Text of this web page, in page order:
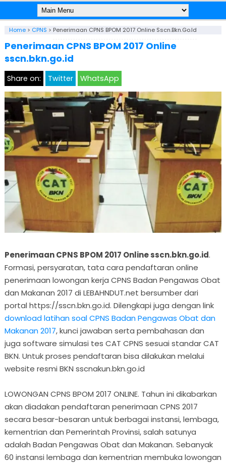
Home> CPNS > Penerimaan CPNS BPOM 2017 Online Sscn.bkn.go.id
Penerimaan CPNS BPOM 2017 Online
sscn.bkn.go.id
Share on: Twitter WhatsApp
Penerimaan CPNS BPOM 2017 Online sscn.bkn.go.id.
Formasi, persyaratan, tata cara pendaftaran online
penerimaan lowongan kerja CPNS Badan Pengawas Obat
dan Makanan 2017 di LEBAHNDUT.net bersumber dari
portal https://sscn.bkn.go.id. Dilengkapi juga dengan link
download latihan soal CPNS Badan Pengawas Obat dan
Makanan 2017, kunci jawaban serta pembahasan dan
juga software simulasi tes CAT CPNS sesuai standar CAT
BKN. Untuk proses pendaftaran bisa dilakukan melalui
website resmi BKN sscnakun.bkn.go.id
LOWONGAN CPNS BPOM 2017 ONLINE. Tahun ini dikabarkan
akan diadakan pendaftaran penerimaan CPNS 2017
secara besar-besaran untuk berbagai instansi, lembaga,
kementrian dan Pemerintah Provinsi, salah satunya
adalah Badan Pengawas Obat dan Makanan. Sebanyak
60 instansi lembaga dan kementrian membuka lowongan